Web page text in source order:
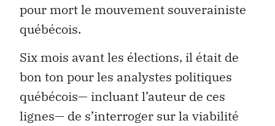
pour mort le mouvement souverainiste
québécois.
Six mois avant les élections, il était de
bon ton pour les analystes politiques
québécois— incluant l’auteur de ces
lignes— de s’interroger sur la viabilité